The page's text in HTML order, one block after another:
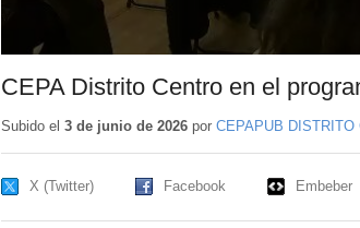
CEPA Distrito Centro en el
Subido el 3 de junio de 2026por CEPAPUB DISTRITO
X (Twitter) Facebook Embeber